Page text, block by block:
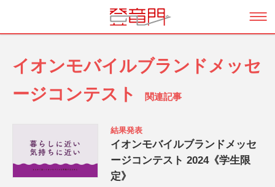
イオンモバイルブランドメッセ
ージコンテスト
関連記事
結果発表
イオンモバイルブランドメッセ
ージコンテスト 2024《学生限
定》